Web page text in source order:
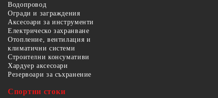
Водопровод
Огради и заграждения
Аксесоари за инструменти
Електрическо захранване
Отопление, вентилация и
климатични системи
Строителни консумативи
Хардуер аксесоари
Резервоари за съхранение
Спортни стоки